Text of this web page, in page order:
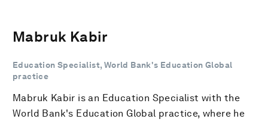
Mabruk Kabir
Education Specialist, World Bank's Education Global
practice
Mabruk Kabir is an Education Specialist with the
World Bank's Education Global practice, where he